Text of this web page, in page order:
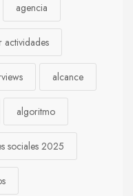
agencia
actividades
alcance
algoritmo
sociales 2025